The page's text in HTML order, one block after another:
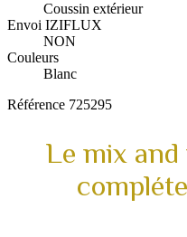
Coussin extérieur
Envoi IZIFLUX
NON
Couleurs
Blanc
Référence 725295
Le mix